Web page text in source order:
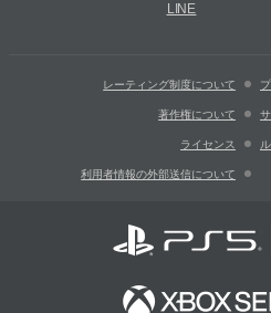
LINE
レーティング制度について
著作権について
ライセンス
利用者情報の外部送信について